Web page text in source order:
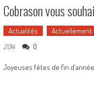
Cobrason vous
Actualités Actuellement
2014
0
Joyeuses fêtes de fin